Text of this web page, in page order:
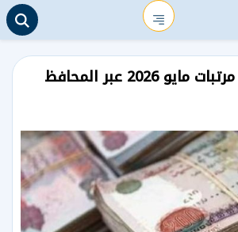
هل يتم صرف مرتبات مايو 2026 عبر المحافظ